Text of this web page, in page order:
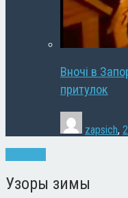
Вночі в
притулок
zapsich,
Узоры зимы